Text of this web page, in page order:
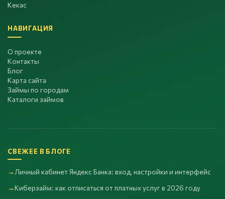
Кекас
НАВИГАЦИЯ
О проекте
Контакты
Блог
Карта сайта
Займы по городам
Каталоги займов
СВЕЖЕЕ В БЛОГЕ
Личный кабинет Яндекс Банка: вход, настройки и интерфейс
Киберзайм: как отписаться от платных услуг в 2026 году